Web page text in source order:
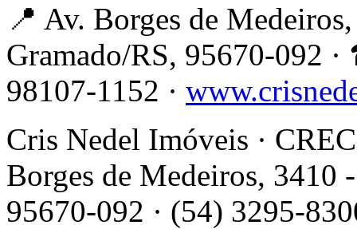
📍 Av. Borges de
Gramado/RS, 95670-092
98107-1152 ·
Cris Nedel Imóveis ·
Borges de Medeiros, 3410
95670-092 · (54) 3295-